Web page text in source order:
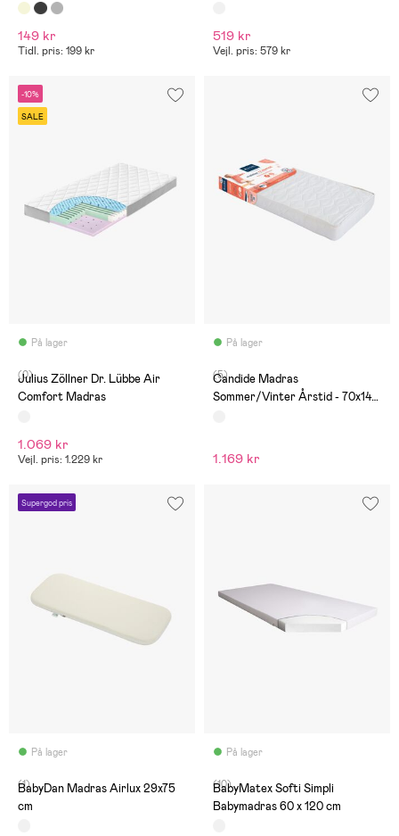
149 kr
Tidl. pris: 199 kr
519 kr
Vejl. pris: 579 kr
-10%
SALE
På lager
(0)
Julius Zöllner Dr. Lübbe Air
Comfort Madras
1.069 kr
Vejl. pris: 1.229 kr
På lager
(5)
Candide Madras
Sommer/Vinter Årstid - 70x140
1.169 kr
Supergod pris
På lager
(1)
BabyDan Madras Airlux 29x75
cm
På lager
(10)
BabyMatex Softi Simpli
Babymadras 60 x 120 cm